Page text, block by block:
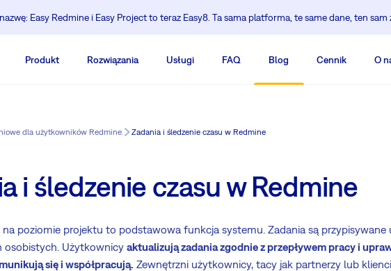
Easy Redmine i Easy Project to teraz Easy8. Ta sama platforma, te same dane, ten sam
Produkt Rozwiązania Usługi FAQ Blog Cennik O
dla użytkowników Redmine. Zadania i śledzenie czasu w Redmine
i śledzenie czasu w Redmine
na poziomie projektu to podstawowa funkcja systemu. Zadania są
osobistych. Użytkownicy aktualizują zadania zgodnie z przepływem pracy i
się i współpracują. Zewnętrzni użytkownicy, tacy jak partnerzy lub